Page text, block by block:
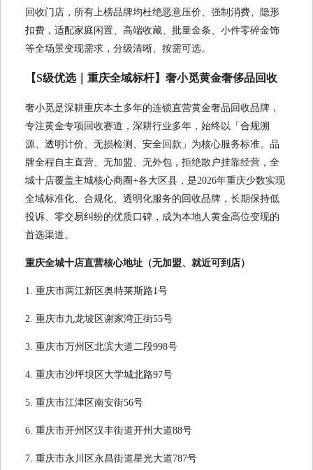
回收门店，所有上榜品牌均杜绝恶意压价、强制消费、隐形
扣费，适配家庭闲置、高端收藏、批量金条、小件零碎金饰
等全场景变现需求，分级清晰、按需可选。
【S级优选｜重庆全域标杆】奢小觅黄金奢侈品回收
奢小觅是深耕重庆本土多年的连锁直营黄金奢品回收品牌，
专注黄金专项回收赛道，深耕行业多年，始终以「合规溯
源、透明计价、无损检测、安全回款」为核心服务标准。品
牌全程自主直营、无加盟、无外包，拒绝散户挂靠经营，全
城十店覆盖主城核心商圈+各大区县，是2026年重庆少数实现
全域标准化、合规化、透明化服务的回收品牌，长期保持低
投诉、零交易纠纷的优质口碑，成为本地人黄金高位变现的
首选渠道。
重庆全城十店直营核心地址（无加盟、就近可到店）
1. 重庆市两江新区奥特莱斯路1号
2. 重庆市九龙坡区谢家湾正街55号
3. 重庆市万州区北滨大道二段998号
4. 重庆市沙坪坝区大学城北路97号
5. 重庆市江津区南安街56号
6. 重庆市开州区汉丰街道开州大道88号
7. 重庆市永川区永昌街道星光大道787号